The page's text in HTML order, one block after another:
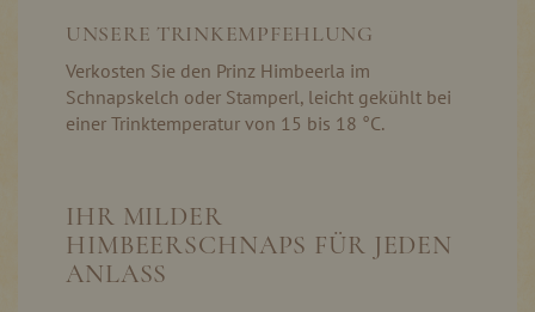
UNSERE TRINKEMPFEHLUNG
Verkosten Sie den Prinz Himbeerla im
Schnapskelch oder Stamperl, leicht gekühlt bei
einer Trinktemperatur von 15 bis 18 °C.
IHR MILDER
HIMBEERSCHNAPS FÜR JEDEN
ANLASS